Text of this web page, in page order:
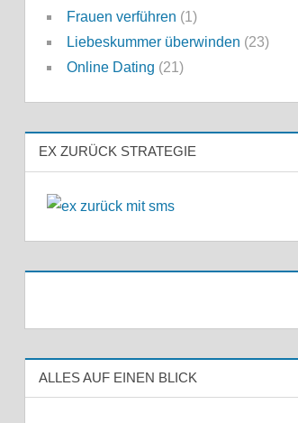
Frauen verführen (1)
Liebeskummer überwinden (23)
Online Dating (21)
EX ZURÜCK STRATEGIE
ALLES AUF EINEN BLICK